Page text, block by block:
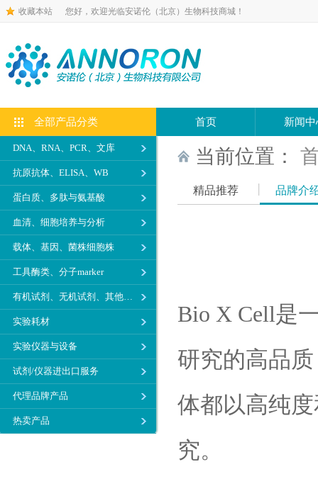
收藏本站 您好，欢迎光临安诺伦（北京）生物科技商城！
全部产品分类
DNA、RNA、PCR、文库
抗原抗体、ELISA、WB
蛋白质、多肽与氨基酸
血清、细胞培养与分析
载体、基因、菌株细胞株
工具酶类、分子marker
有机试剂、无机试剂、其他生化试剂
实验耗材
实验仪器与设备
试剂/仪器进出口服务
代理品牌产品
热卖产品
首页 新闻中
当前位置：
精品推荐 品牌介
Bio X Cell是
研究的高品
体都以高纯
究。